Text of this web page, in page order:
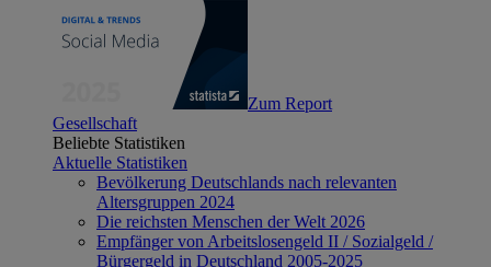
Zum Report
Gesellschaft
Beliebte Statistiken
Aktuelle Statistiken
Bevölkerung Deutschlands nach relevanten
Altersgruppen 2024
Die reichsten Menschen der Welt 2026
Empfänger von Arbeitslosengeld II / Sozialgeld /
Bürgergeld in Deutschland 2005-2025